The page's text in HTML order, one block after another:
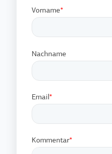
Vorname*
Nachname
Email*
Kommentar*